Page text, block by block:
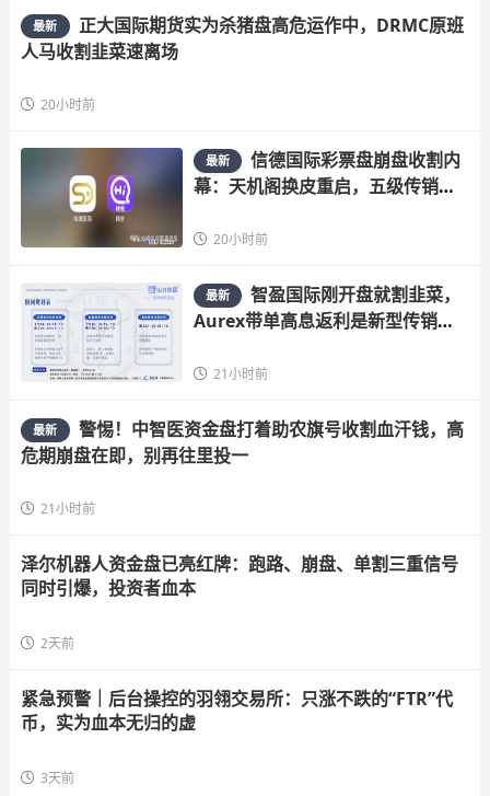
最新
正大国际期货实为杀猪盘高危运作中，DRMC原班
人马收割韭菜速离场
20小时前
最新
信德国际彩票盘崩盘收割内
幕：天机阁换皮重启，五级传销骗
20小时前
最新
智盈国际刚开盘就割韭菜，
Aurex带单高息返利是新型传销陷
21小时前
最新
警惕！中智医资金盘打着助农旗号收割血汗钱，高
危期崩盘在即，别再往里投一
21小时前
泽尔机器人资金盘已亮红牌：跑路、崩盘、单割三重信号
同时引爆，投资者血本
2天前
紧急预警｜后台操控的羽翎交易所：只涨不跌的“FTR”代
币，实为血本无归的虚
3天前